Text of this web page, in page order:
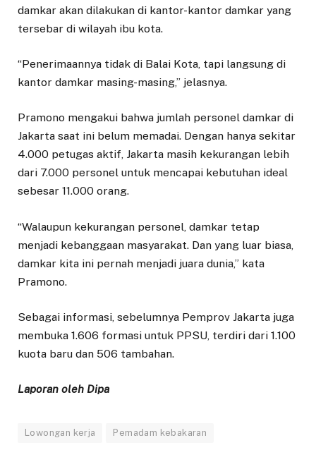
damkar akan dilakukan di kantor-kantor damkar yang
tersebar di wilayah ibu kota.
“Penerimaannya tidak di Balai Kota, tapi langsung di
kantor damkar masing-masing,” jelasnya.
Pramono mengakui bahwa jumlah personel damkar di
Jakarta saat ini belum memadai. Dengan hanya sekitar
4.000 petugas aktif, Jakarta masih kekurangan lebih
dari 7.000 personel untuk mencapai kebutuhan ideal
sebesar 11.000 orang.
“Walaupun kekurangan personel, damkar tetap
menjadi kebanggaan masyarakat. Dan yang luar biasa,
damkar kita ini pernah menjadi juara dunia,” kata
Pramono.
Sebagai informasi, sebelumnya Pemprov Jakarta juga
membuka 1.606 formasi untuk PPSU, terdiri dari 1.100
kuota baru dan 506 tambahan.
Laporan oleh Dipa
Lowongan kerja Pemadam kebakaran